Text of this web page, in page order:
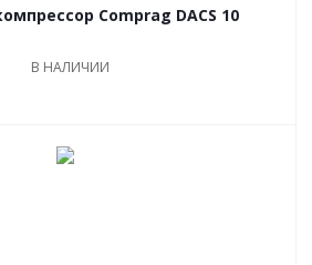
Comprag DACS 10
В НАЛИЧИИ